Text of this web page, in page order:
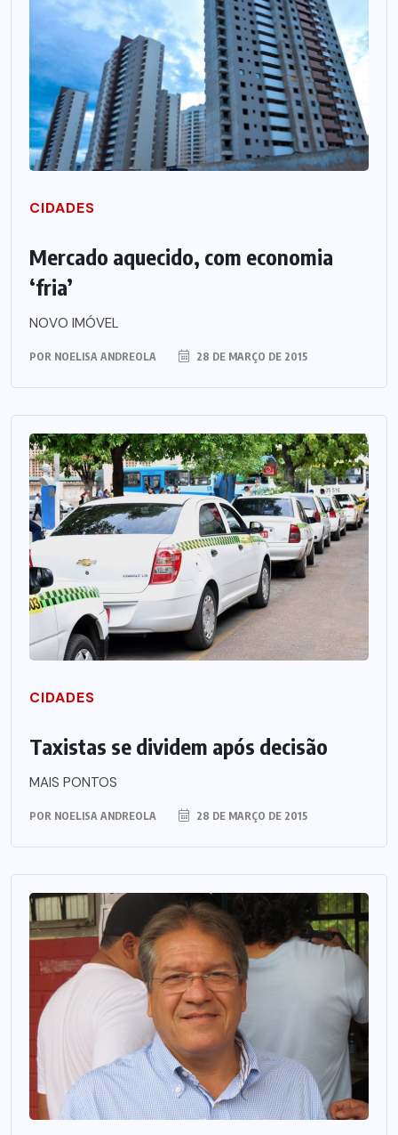
CIDADES
Mercado aquecido, com economia
‘fria’
NOVO IMÓVEL
POR NOELISA ANDREOLA 28 DE MARÇO DE 2015
CIDADES
Taxistas se dividem após decisão
MAIS PONTOS
POR NOELISA ANDREOLA 28 DE MARÇO DE 2015